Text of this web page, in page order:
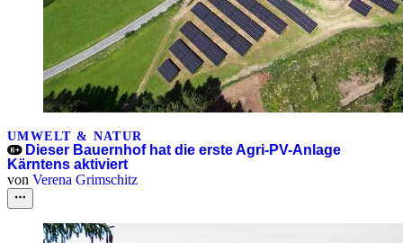
UMWELT & NATUR
Dieser Bauernhof hat die erste Agri-PV-Anlage
Kärntens aktiviert
von Verena Grimschitz